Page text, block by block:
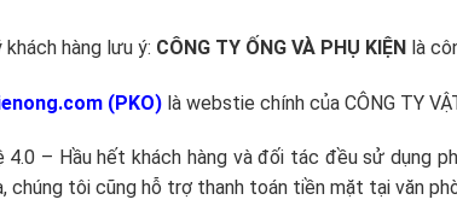
hàng lưu ý: CÔNG TY ỐNG VÀ PHỤ KIỆN là
(PKO) là webstie chính của CÔNG TY
– Hầu hết khách hàng và đối tác đều sử dụng
chúng tôi cũng hỗ trợ thanh toán tiền mặt tại văn